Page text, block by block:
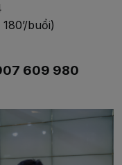
buổi)
609 980